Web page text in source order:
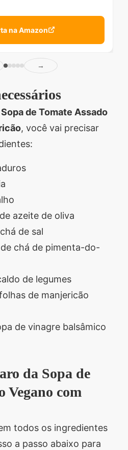
na Amazon
→
Sopa de Tomate Assado
, você vai precisar
azeite de oliva
de sal
chá de pimenta-do-
de legumes
de manjericão
de vinagre balsâmico
da Sopa de
Vegano com
todos os ingredientes
a passo abaixo para